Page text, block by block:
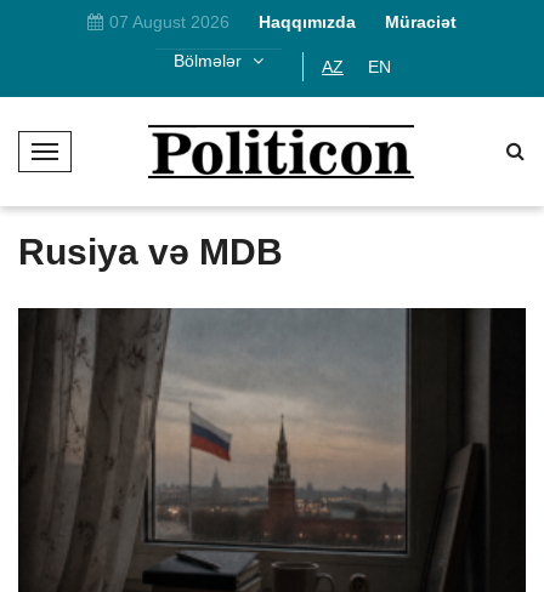
07 August 2026 Haqqımızda
Müraciət
Bölmələr
AZ EN
T
g
Rusiya və MDB